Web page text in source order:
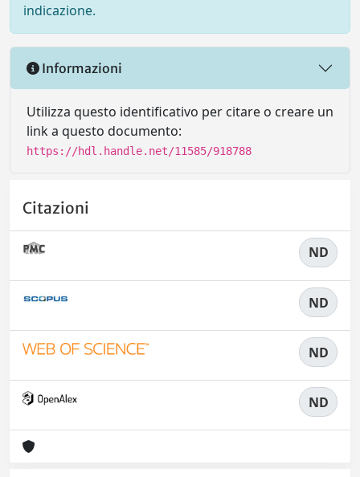
indicazione.
Informazioni
Utilizza questo identificativo per citare o creare un
link a questo documento:
https://hdl.handle.net/11585/918788
Citazioni
ND
ND
ND
ND